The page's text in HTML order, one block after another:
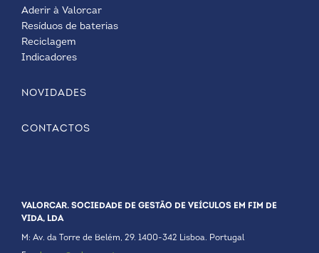
Aderir à Valorcar
Resíduos de baterias
Reciclagem
Indicadores
NOVIDADES
CONTACTOS
VALORCAR. SOCIEDADE DE GESTÃO DE VEÍCULOS EM FIM DE
VIDA, LDA
M: Av. da Torre de Belém, 29. 1400-342 Lisboa. Portugal